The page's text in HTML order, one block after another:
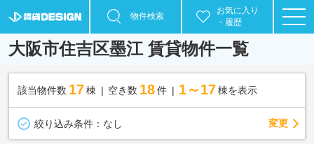
物件検索
お気に入り
・履歴
大阪市住吉区墨江 賃貸物件一覧
該当物件数 17棟 空き数 18 件 1～17 棟を表示
絞り込み条件： なし 変更